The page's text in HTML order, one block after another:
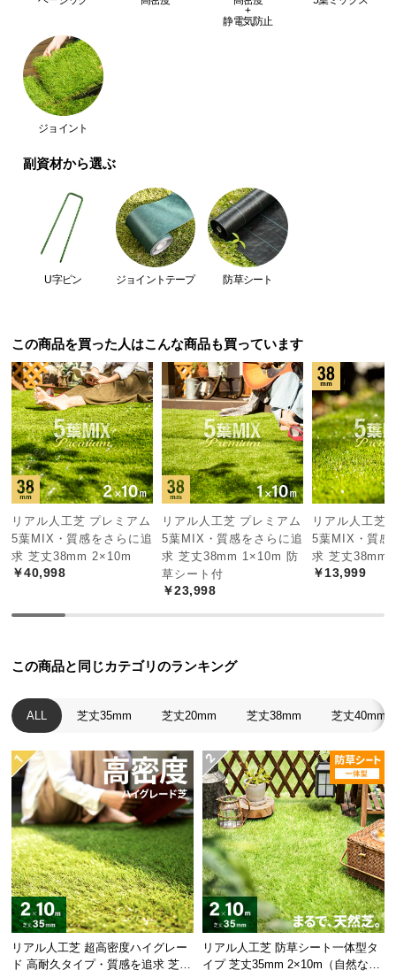
品・
キ
ャ
ン
セ
に
い
て
会
員
規
約
に
い
て
お
ー
お
ら
せ
ブ
ロ
当社プロトタイプ
見た目 △
触り心地 △
葉の幅 太目 細目
葉の芯 あり なし
5種のこだわりミックス葉
5種類 の色や形が違う葉をミックスすることで、天然
芝のようなリアリティーを再現しました。
葉の種類
ラッシュ
グリーン
プレーン葉
グリーン
20%
プレーン葉
フレッシュ
グリーン
20%
+
静電気防止
ジョイント
副資材から選ぶ
U字ピン ジョイントテープ 防草シート
この商品を買った人はこんな商品も買っています
リアル人工芝 プレミアム
5葉MIX・質感をさらに追
求 芝丈38mm 2×10m
￥40,998
リアル人工芝 プレミアム
5葉MIX・質感をさらに追
求 芝丈38mm 1×10m 防
草シート付
￥23,998
リアル人工芝
5葉MIX・質感
求 芝丈38mm
￥13,999
この商品と同じカテゴリのランキング
ALL 芝丈35mm 芝丈20mm 芝丈38mm 芝丈40mm
リアル人工芝 超高密度ハイグレー
ド 高耐久タイプ・質感を追求 芝丈
リアル人工芝 防草シート一体型タ
イプ 芝丈35mm 2×10m（自然な見